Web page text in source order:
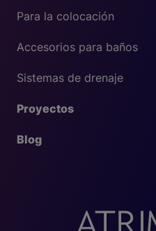
Para la colocación
Accesorios para baños
Sistemas de drenaje
Proyectos
Blog